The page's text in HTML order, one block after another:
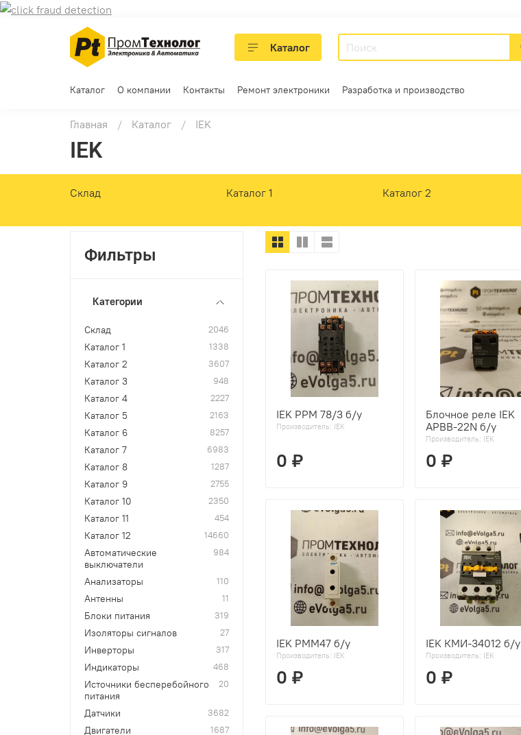
Каталог
Каталог О компании Контакты Ремонт электроники Разработка и производство
Главная Каталог IEK
IEK
Склад Каталог 1 Каталог 2
IEK PPM 78/3 б/у
Производитель: IEK
0 ₽
Блочное реле IEK
APBB-22N б/у
Производитель: IEK
0 ₽
IEK РММ47 б/у
Производитель: IEK
0 ₽
IEK КМИ-34012 б/у
Производитель: IEK
0 ₽
Фильтры
Категории
Склад 2046
Каталог 1 1338
Каталог 2 3607
Каталог 3 948
Каталог 4 2227
Каталог 5 2163
Каталог 6 8257
Каталог 7 6983
Каталог 8 1287
Каталог 9 2755
Каталог 10 2350
Каталог 11 454
Каталог 12 14660
Автоматические
выключатели
984
Анализаторы 110
Антенны 11
Блоки питания 319
Изоляторы сигналов 27
Инверторы 317
Индикаторы 468
Источники бесперебойного
питания
20
Датчики 3682
Двигатели 1687